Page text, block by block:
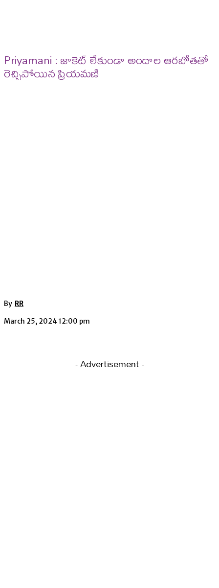
Priyamani : జాకెట్ లేకుండా అందాల ఆరబోతతో
రెచ్చిపోయిన ప్రియమణి
By RR
March 25, 2024 12:00 pm
- Advertisement -